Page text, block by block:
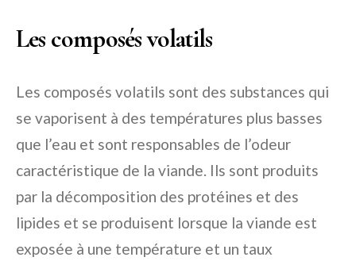
Les composés volatils
Les composés volatils sont des substances qui
se vaporisent à des températures plus basses
que l’eau et sont responsables de l’odeur
caractéristique de la viande. Ils sont produits
par la décomposition des protéines et des
lipides et se produisent lorsque la viande est
exposée à une température et un taux